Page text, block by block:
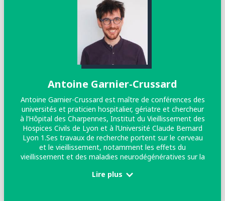
Antoine Garnier-Crussard
Antoine Garnier-Crussard est maître de conférences des
universités et praticien hospitalier, gériatre et chercheur
à l’Hôpital des Charpennes, Institut du Vieillissement des
Hospices Civils de Lyon et à l’Université Claude Bernard
Lyon 1.Ses travaux de recherche portent sur le cerveau
et le vieillissement, notamment les effets du
vieillissement et des maladies neurodégénératives sur la
Lire plus